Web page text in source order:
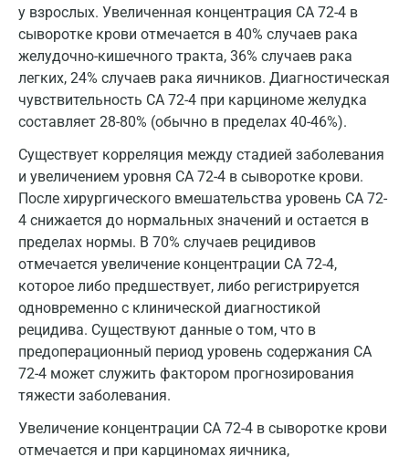
у взрослых. Увеличенная концентрация CA 72-4 в
сыворотке крови отмечается в 40% случаев рака
желудочно-кишечного тракта, 36% случаев рака
легких, 24% случаев рака яичников. Диагностическая
чувствительность CA 72-4 при карциноме желудка
составляет 28-80% (обычно в пределах 40-46%).
Существует корреляция между стадией заболевания
и увеличением уровня СА 72-4 в сыворотке крови.
После хирургического вмешательства уровень СА 72-
4 снижается до нормальных значений и остается в
пределах нормы. В 70% случаев рецидивов
отмечается увеличение концентрации СА 72-4,
которое либо предшествует, либо регистрируется
одновременно с клинической диагностикой
рецидива. Существуют данные о том, что в
предоперационный период уровень содержания СА
72-4 может служить фактором прогнозирования
тяжести заболевания.
Увеличение концентрации CA 72-4 в сыворотке крови
отмечается и при карциномах яичника,
Долгопрудный
Домодедово
Екатеринбург
Жуковский
Звенигород
Зеленоград
Иваново
Ивантеевка
Истра
Йошкар-Ола
Калининград